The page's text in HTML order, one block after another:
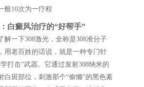
般10次为一疗程
白癜风治疗的“好帮手”
解一下308激光，全称是308准分子
用老百姓的话说，就是一种专门针
打击”武器。它通过发射308纳米的
白斑部位，刺激那个“偷懒”的黑色素